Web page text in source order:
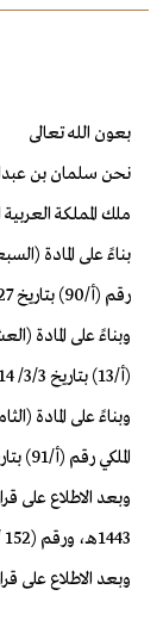
بعون الله تعالى
نحن سلمان بن
ملك المملكة
بناءً على المادة
رقم (أ/90) بتاريخ 27 /8/ 1412هـ.
وبناءً على المادة
(أ/13) بتاريخ 3/3/ 1414هـ.
وبناءً على المادة
الملكي رقم (أ/91) بتاريخ 27 /8/ 1412هـ.
1443هـ، ورقم (152 /21) بتاريخ 29 /7/ 1444هـ.
وبعد الاطلاع على قرار مجلس